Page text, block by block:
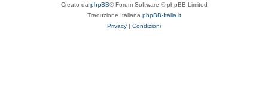
Creato da phpBB® Forum Software © phpBB Limited
Traduzione Italiana phpBB-Italia.it
Privacy | Condizioni